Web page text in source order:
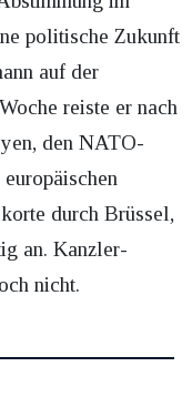
politische Zukunft
auf der
reiste er nach
den NATO-
durch Brüssel,
an. Kanzler-
nicht.